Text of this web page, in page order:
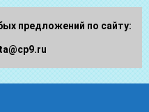
предложений по сайту: